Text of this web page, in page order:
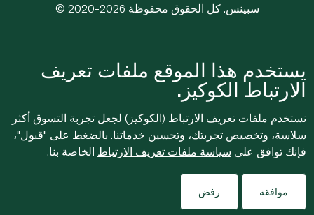
© 2020-2026 سبينس. كل الحقوق محفوظة
يستخدم هذا الموقع ملفات تعريف
الارتباط الكوكيز.
نستخدم ملفات تعريف الارتباط (الكوكيز) لجعل تجربة التسوق أكثر
سلاسة، وتخصيص تجربتك، وتحسين خدماتنا. بالضغط على "قبول"،
فإنك توافق على سياسة ملفات تعريف الارتباط الخاصة بنا.
موافقة رفض